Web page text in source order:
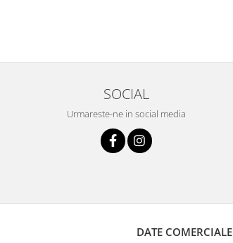
SOCIAL
Urmareste-ne in social media
DATE COMERCIALE